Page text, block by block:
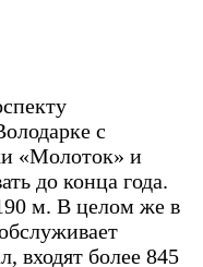
с
«Молоток» и
до конца года.
м. В целом же в
входят более 845